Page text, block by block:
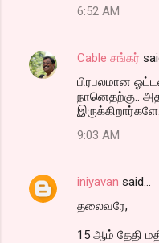
s
6:52 AM
Cable சங்கர்
பிரபலமான
நானெதற்கு..
9:03 AM
iniyavan said…
தலைவரே,
15 ஆம் தேதி